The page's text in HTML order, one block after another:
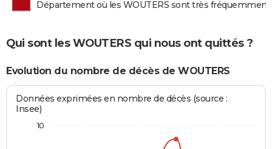
Département où les WOUTERS sont très fréquemment
Qui sont les WOUTERS qui nous ont quittés ?
Evolution du nombre de décès de WOUTERS
Données exprimées en nombre de décès (source :
Insee)
10